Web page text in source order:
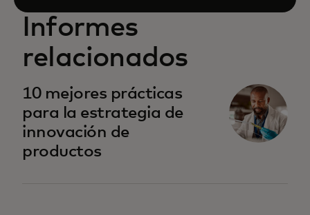
Informes
relacionados
10 mejores prácticas
para la estrategia de
innovación de
productos